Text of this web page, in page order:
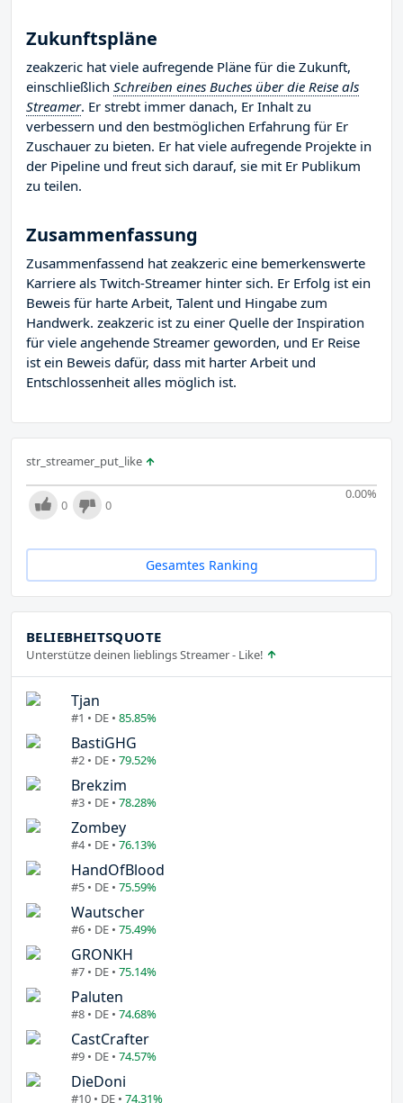
Zukunftspläne
zeakzeric hat viele aufregende Pläne für die Zukunft,
einschließlich Schreiben eines Buches über die Reise als
Streamer. Er strebt immer danach, Er Inhalt zu
verbessern und den bestmöglichen Erfahrung für Er
Zuschauer zu bieten. Er hat viele aufregende Projekte in
der Pipeline und freut sich darauf, sie mit Er Publikum
zu teilen.
Zusammenfassung
Zusammenfassend hat zeakzeric eine bemerkenswerte
Karriere als Twitch-Streamer hinter sich. Er Erfolg ist ein
Beweis für harte Arbeit, Talent und Hingabe zum
Handwerk. zeakzeric ist zu einer Quelle der Inspiration
für viele angehende Streamer geworden, und Er Reise
ist ein Beweis dafür, dass mit harter Arbeit und
Entschlossenheit alles möglich ist.
str_streamer_put_like
0.00%
0 0
Gesamtes Ranking
BELIEBHEITSQUOTE
Unterstütze deinen lieblings Streamer - Like!
Tjan
#1 • DE • 85.85%
BastiGHG
#2 • DE • 79.52%
Brekzim
#3 • DE • 78.28%
Zombey
#4 • DE • 76.13%
HandOfBlood
#5 • DE • 75.59%
Wautscher
#6 • DE • 75.49%
GRONKH
#7 • DE • 75.14%
Paluten
#8 • DE • 74.68%
CastCrafter
#9 • DE • 74.57%
DieDoni
#10 • DE • 74.31%